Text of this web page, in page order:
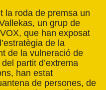
la roda de premsa un
un grup de
que han exposat
de la
de la vulneració de
partit d’extrema
han estat
de persones, de